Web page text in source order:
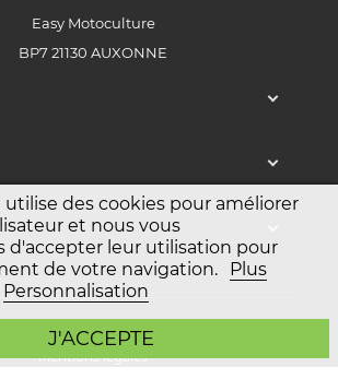
des cookies pour améliorer
et nous vous
d'accepter leur utilisation pour
de votre navigation.
Plus
Personnalisation
J'ACCEPTE
Easy Motoculture
BP7 21130 AUXONNE
Easy Motoculture 2026
Mentions légales